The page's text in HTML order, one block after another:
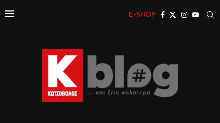
E-SHOP